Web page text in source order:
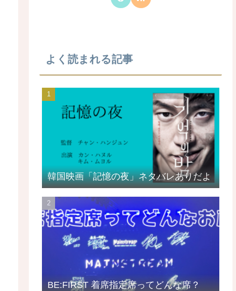
よく読まれる記事
韓国映画「記憶の夜」ネタバレありだよ
BE:FIRST 着席指定席ってどんな席？